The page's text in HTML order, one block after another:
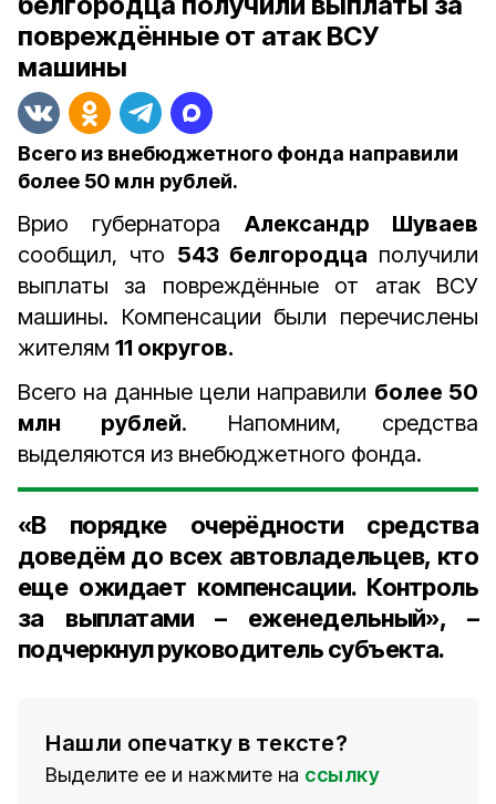
повреждённые от атак ВСУ
машины
Всего из внебюджетного фонда направили
более 50 млн рублей.
Врио губернатора Александр Шуваев
сообщил, что 543 белгородца получили
выплаты за повреждённые от атак ВСУ
машины. Компенсации были перечислены
жителям 11 округов.
Всего на данные цели направили более 50
млн рублей. Напомним, средства
выделяются из внебюджетного фонда.
«В порядке очерёдности средства
доведём до всех автовладельцев, кто
еще ожидает компенсации. Контроль
за выплатами – еженедельный», –
подчеркнул руководитель субъекта.
Нашли опечатку в тексте?
Выделите ее и нажмите на ссылку